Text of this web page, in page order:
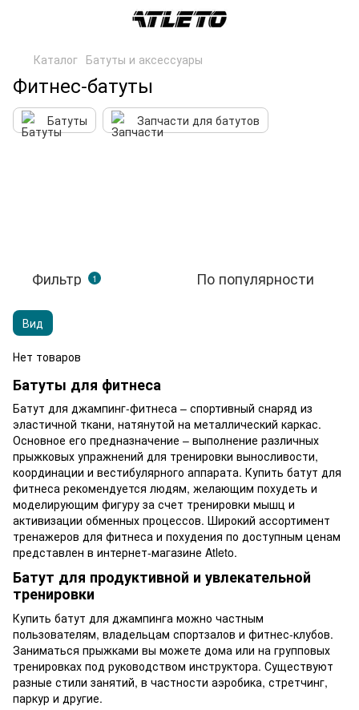
Каталог Батуты и аксессуары
Фитнес-батуты
Батуты Запчасти для батутов
Фильтр 1 По популярности
Вид
Нет товаров
Батуты для фитнеса
Батут для джампинг-фитнеса – спортивный снаряд из
эластичной ткани, натянутой на металлический каркас.
Основное его предназначение – выполнение различных
прыжковых упражнений для тренировки выносливости,
координации и вестибулярного аппарата. Купить батут для
фитнеса рекомендуется людям, желающим похудеть и
моделирующим фигуру за счет тренировки мышц и
активизации обменных процессов. Широкий ассортимент
тренажеров для фитнеса и похудения по доступным ценам
представлен в интернет-магазине Atleto.
Батут для продуктивной и увлекательной
тренировки
Купить батут для джампинга можно частным
пользователям, владельцам спортзалов и фитнес-клубов.
Заниматься прыжками вы можете дома или на групповых
тренировках под руководством инструктора. Существуют
разные стили занятий, в частности аэробика, стретчинг,
паркур и другие.